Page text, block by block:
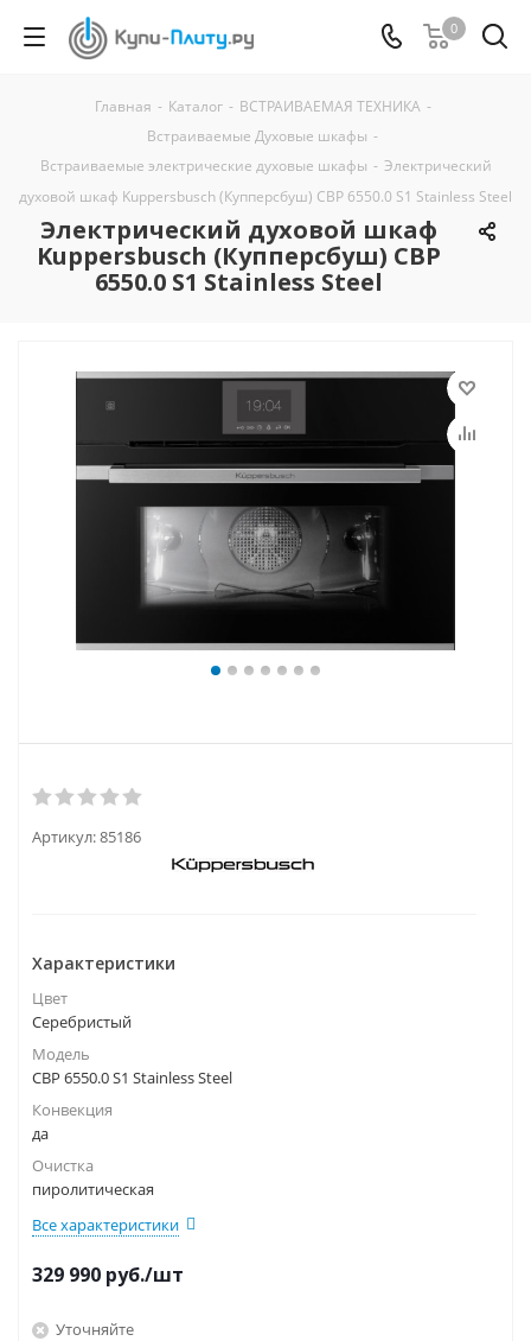
0
Главная - Каталог - ВСТРАИВАЕМАЯ ТЕХНИКА -
Встраиваемые Духовые шкафы -
Встраиваемые электрические духовые шкафы - Электрический
духовой шкаф Kuppersbusch (Купперсбуш) CBP 6550.0 S1 Stainless Steel
Электрический духовой шкаф
Kuppersbusch (Купперсбуш) CBP
6550.0 S1 Stainless Steel
Артикул:85186
Характеристики
Цвет
Серебристый
Модель
CBP 6550.0 S1 Stainless Steel
Конвекция
да
Очистка
пиролитическая
Все характеристики
329 990 руб./шт
Уточняйте